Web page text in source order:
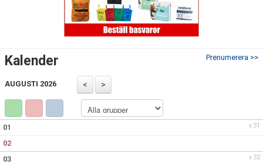
BILDGALLERI
DOKUMENT
KONTAKT
Prenumerera >>
Kalender
AUGUSTI 2026
v.31
01
02
v.32
03